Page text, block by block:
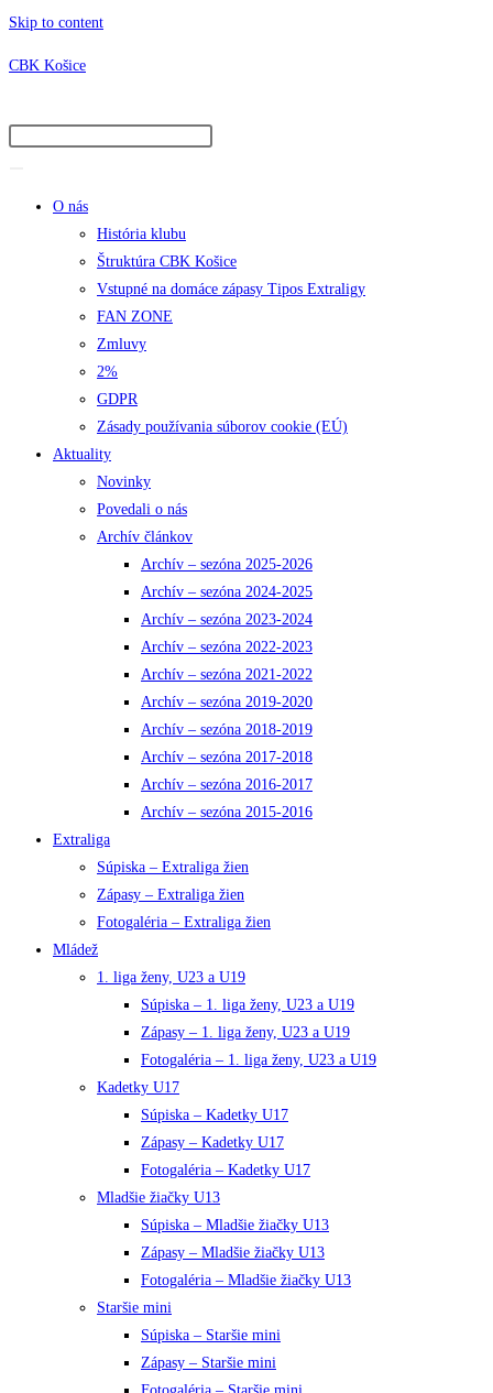
Skip to content
CBK Košice
O nás
História klubu
Štruktúra CBK Košice
Vstupné na domáce zápasy Tipos Extraligy
FAN ZONE
Zmluvy
2%
GDPR
Zásady používania súborov cookie (EÚ)
Aktuality
Novinky
Povedali o nás
Archív článkov
Archív – sezóna 2025-2026
Archív – sezóna 2024-2025
Archív – sezóna 2023-2024
Archív – sezóna 2022-2023
Archív – sezóna 2021-2022
Archív – sezóna 2019-2020
Archív – sezóna 2018-2019
Archív – sezóna 2017-2018
Archív – sezóna 2016-2017
Archív – sezóna 2015-2016
Extraliga
Súpiska – Extraliga žien
Zápasy – Extraliga žien
Fotogaléria – Extraliga žien
Mládež
1. liga ženy, U23 a U19
Súpiska – 1. liga ženy, U23 a U19
Zápasy – 1. liga ženy, U23 a U19
Fotogaléria – 1. liga ženy, U23 a U19
Kadetky U17
Súpiska – Kadetky U17
Zápasy – Kadetky U17
Fotogaléria – Kadetky U17
Mladšie žiačky U13
Súpiska – Mladšie žiačky U13
Zápasy – Mladšie žiačky U13
Fotogaléria – Mladšie žiačky U13
Staršie mini
Súpiska – Staršie mini
Zápasy – Staršie mini